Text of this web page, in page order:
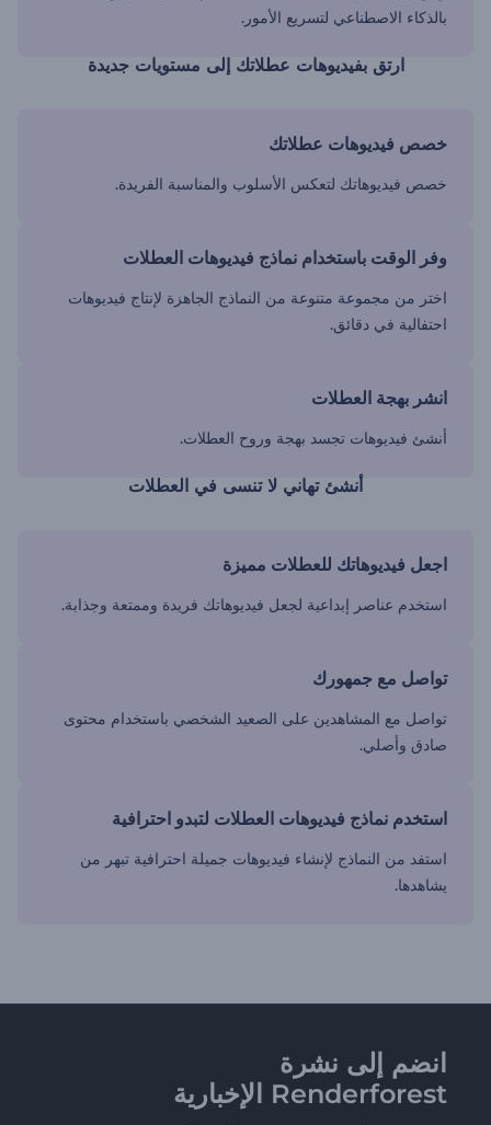
بالذكاء الاصطناعي لتسريع الأمور.
ارتق بفيديوهات عطلاتك إلى مستويات جديدة
خصص فيديوهات عطلاتك
خصص فيديوهاتك لتعكس الأسلوب والمناسبة الفريدة.
وفر الوقت باستخدام نماذج فيديوهات العطلات
اختر من مجموعة متنوعة من النماذج الجاهزة لإنتاج فيديوهات
احتفالية في دقائق.
انشر بهجة العطلات
أنشئ فيديوهات تجسد بهجة وروح العطلات.
أنشئ تهاني لا تنسى في العطلات
اجعل فيديوهاتك للعطلات مميزة
استخدم عناصر إبداعية لجعل فيديوهاتك فريدة وممتعة وجذابة.
تواصل مع جمهورك
تواصل مع المشاهدين على الصعيد الشخصي باستخدام محتوى
صادق وأصلي.
استخدم نماذج فيديوهات العطلات لتبدو احترافية
استفد من النماذج لإنشاء فيديوهات جميلة احترافية تبهر من
يشاهدها.
انضم إلى نشرة
Renderforest الإخبارية